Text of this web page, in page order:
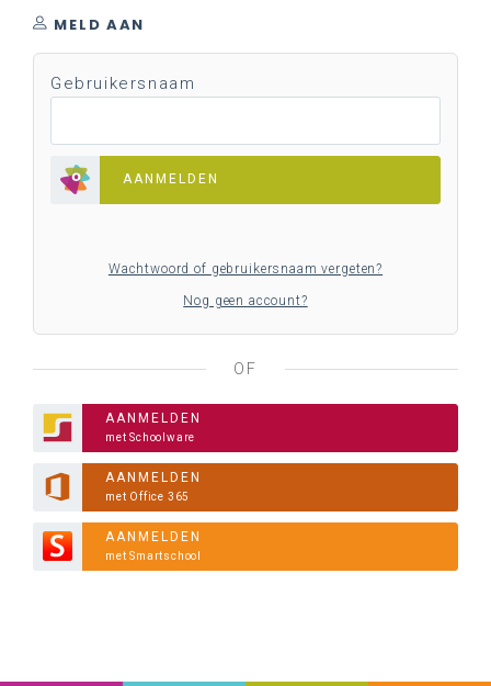
MELD AAN
Gebruikersnaam
AANMELDEN
Wachtwoord of gebruikersnaam vergeten?
Nog geen account?
OF
AANMELDEN
met Schoolware
AANMELDEN
met Office 365
AANMELDEN
met Smartschool